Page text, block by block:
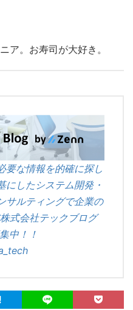
ア。お寿司が大好き。
要な情報を的確に探し
にしたシステム開発・
サルティングで企業の
式会社テックブログ
中！！